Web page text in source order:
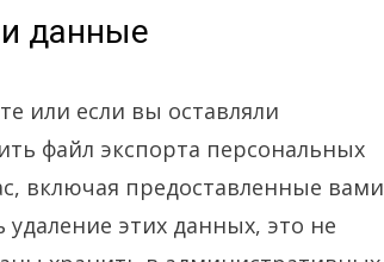
данные
или если вы оставляли
файл экспорта персональных
включая предоставленные вами
этих данных, это не